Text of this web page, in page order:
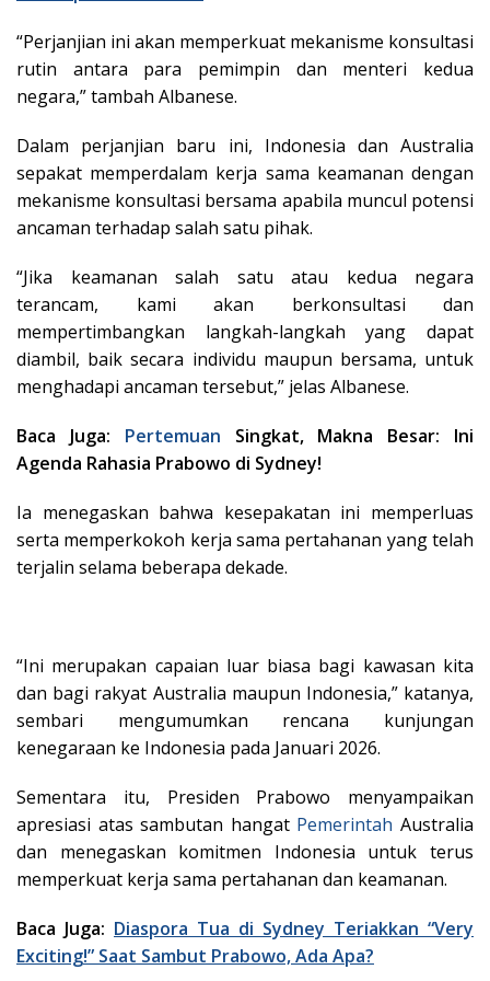
“Perjanjian ini akan memperkuat mekanisme konsultasi
rutin antara para pemimpin dan menteri kedua
negara,” tambah Albanese.
Dalam perjanjian baru ini, Indonesia dan Australia
sepakat memperdalam kerja sama keamanan dengan
mekanisme konsultasi bersama apabila muncul potensi
ancaman terhadap salah satu pihak.
“Jika keamanan salah satu atau kedua negara
terancam, kami akan berkonsultasi dan
mempertimbangkan langkah-langkah yang dapat
diambil, baik secara individu maupun bersama, untuk
menghadapi ancaman tersebut,” jelas Albanese.
Baca Juga: Pertemuan Singkat, Makna Besar: Ini
Agenda Rahasia Prabowo di Sydney!
Ia menegaskan bahwa kesepakatan ini memperluas
serta memperkokoh kerja sama pertahanan yang telah
terjalin selama beberapa dekade.
“Ini merupakan capaian luar biasa bagi kawasan kita
dan bagi rakyat Australia maupun Indonesia,” katanya,
sembari mengumumkan rencana kunjungan
kenegaraan ke Indonesia pada Januari 2026.
Sementara itu, Presiden Prabowo menyampaikan
apresiasi atas sambutan hangat Pemerintah Australia
dan menegaskan komitmen Indonesia untuk terus
memperkuat kerja sama pertahanan dan keamanan.
Baca Juga: Diaspora Tua di Sydney Teriakkan “Very
Exciting!” Saat Sambut Prabowo, Ada Apa?